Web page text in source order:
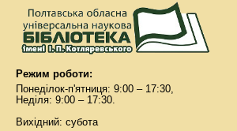
Режим роботи:
Понеділок-п'ятниця: 9:00 – 17:30,
Неділя: 9:00 – 17:30.
Вихідний: субота